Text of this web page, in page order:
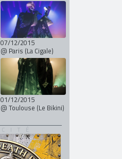
07/12/2015
@ Paris (La Cigale)
01/12/2015
@ Toulouse (Le Bikini)